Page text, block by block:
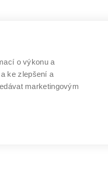
V BRNĚ
o výkonu a
ke zlepšení a
marketingovým